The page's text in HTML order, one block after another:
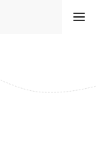
MEN
U